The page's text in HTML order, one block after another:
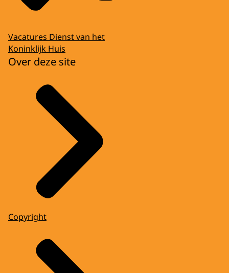
Vacatures Dienst van het
Koninklijk Huis
Over deze site
Copyright